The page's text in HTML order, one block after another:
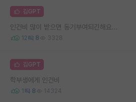
김GPT
인건비 많이 받으면 동기부여되긴해요...
12 8 3328
김GPT
학부생에게 인건비
1 8 14324